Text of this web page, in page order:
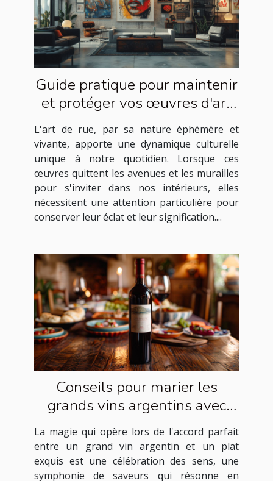
Guide pratique pour maintenir
et protéger vos œuvres d'art
de rue à la maison
L'art de rue, par sa nature éphémère et
vivante, apporte une dynamique culturelle
unique à notre quotidien. Lorsque ces
œuvres quittent les avenues et les murailles
pour s'inviter dans nos intérieurs, elles
nécessitent une attention particulière pour
conserver leur éclat et leur signification....
Conseils pour marier les
grands vins argentins avec
des plats exquis
La magie qui opère lors de l'accord parfait
entre un grand vin argentin et un plat
exquis est une célébration des sens, une
symphonie de saveurs qui résonne en